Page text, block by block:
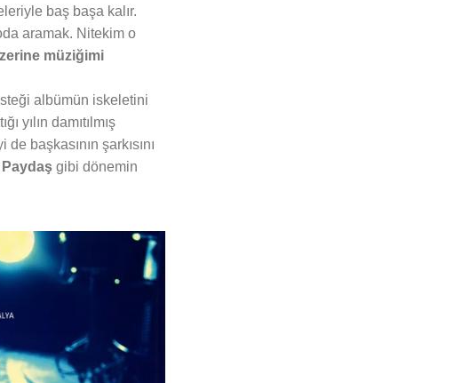
baş başa kalır.
aramak. Nitekim o
müziğimi
albümün iskeletini
yılın damıtılmış
başkasının şarkısını
Paydaş gibi dönemin